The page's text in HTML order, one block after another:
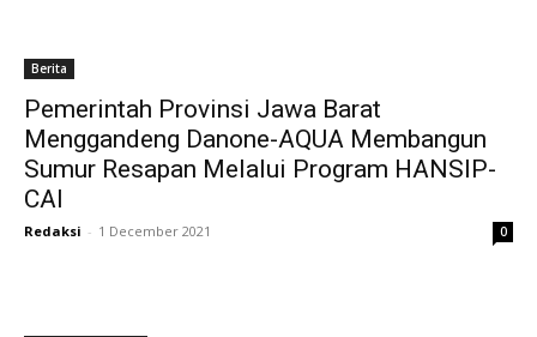
Berita
Pemerintah Provinsi Jawa Barat
Menggandeng Danone-AQUA Membangun
Sumur Resapan Melalui Program HANSIP-
CAI
Redaksi - 1 December 2021 0